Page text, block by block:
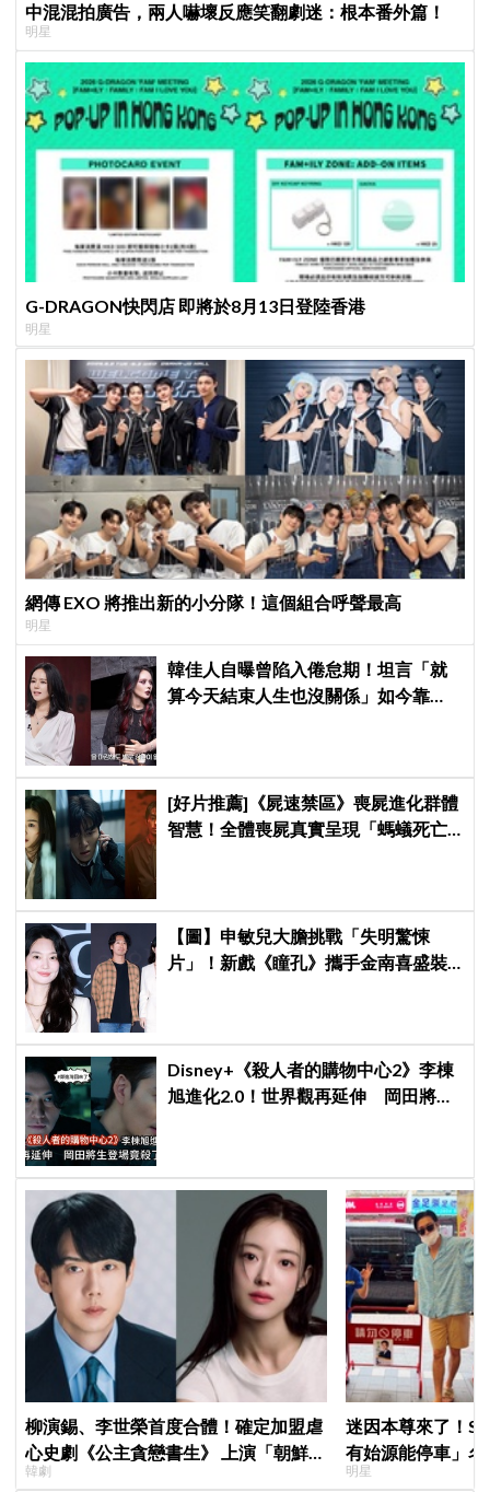
中混混拍廣告，兩人嚇壞反應笑翻劇迷：根本番外篇！
明星
G-DRAGON快閃店 即將於8月13日登陸香港
明星
網傳 EXO 將推出新的小分隊！這個組合呼聲最高
明星
韓佳人自曝曾陷入倦怠期！坦言「就
算今天結束人生也沒關係」如今靠
[好片推薦]《屍速禁區》喪屍進化群體
智慧！全體喪屍真實呈現「螞蟻死亡
【圖】申敏兒大膽挑戰「失明驚悚
片」！新戲《瞳孔》攜手金南喜盛裝
Disney+《殺人者的購物中心2》李棟
旭進化2.0！世界觀再延伸 岡田將生
柳演錫、李世榮首度合體！確定加盟虐
心史劇《公主貪戀書生》 上演「朝鮮版
羅密歐與茱麗葉」
韓劇
迷因本尊來了！
有始源能停車」
照片」，店家尖
明星